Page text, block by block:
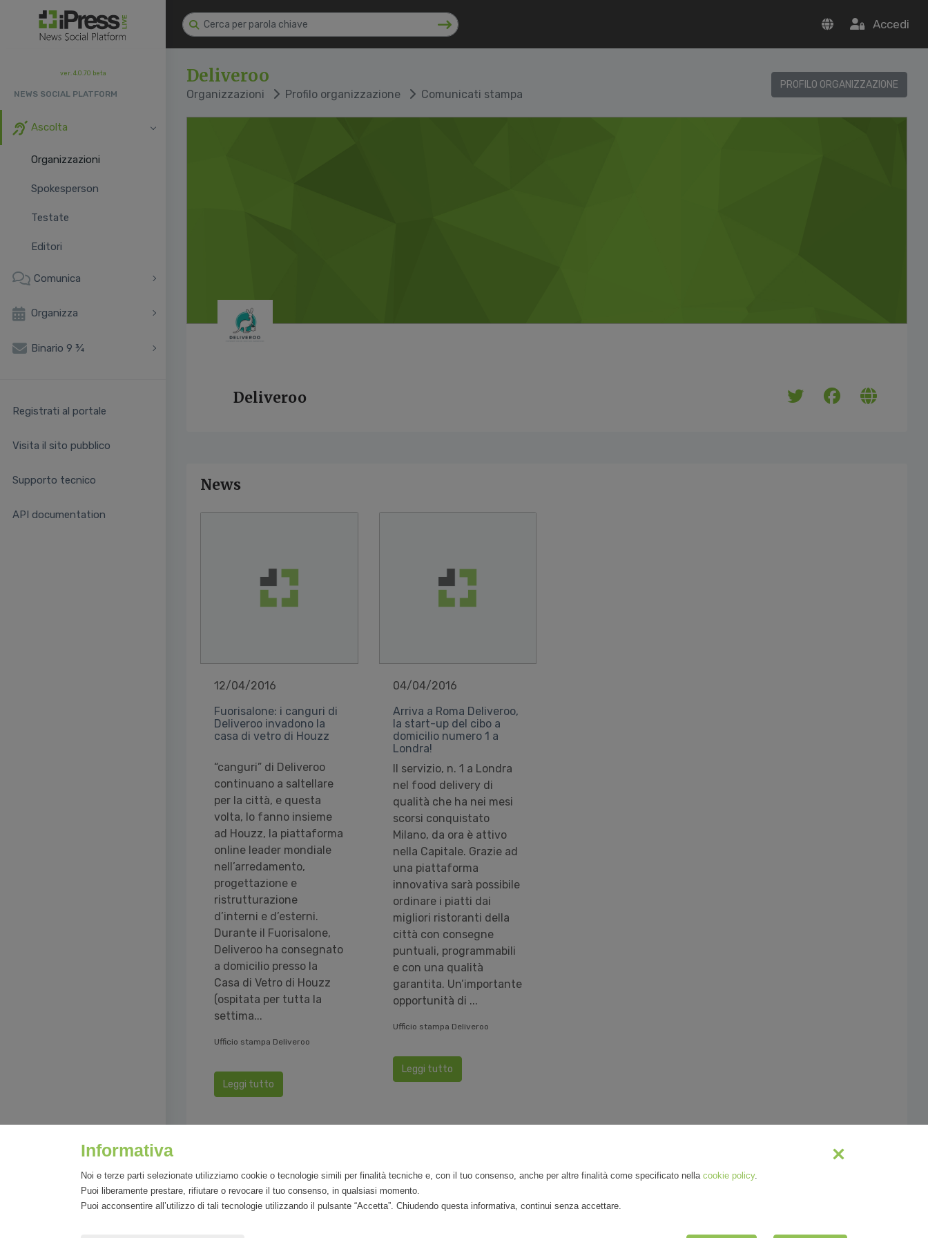
Accedi
ver. 4.0.70 beta
NEWS SOCIAL PLATFORM
Ascolta
Organizzazioni
Spokesperson
Testate
Editori
Comunica
Organizza
Binario 9 ¾
Registrati al portale
Visita il sito pubblico
Supporto tecnico
API documentation
Deliveroo
Organizzazioni Profilo organizzazione Comunicati stampa
PROFILO ORGANIZZAZIONE
Deliveroo
News
12/04/2016
Fuorisalone: i canguri di
Deliveroo invadono la
casa di vetro di Houzz
“canguri” di Deliveroo
continuano a saltellare
per la città, e questa
volta, lo fanno insieme
ad Houzz, la piattaforma
online leader mondiale
nell’arredamento,
progettazione e
ristrutturazione
d’interni e d’esterni.
Durante il Fuorisalone,
Deliveroo ha consegnato
a domicilio presso la
Casa di Vetro di Houzz
(ospitata per tutta la
settima...
Ufficio stampa Deliveroo
Leggi tutto
04/04/2016
Arriva a Roma Deliveroo,
la start-up del cibo a
domicilio numero 1 a
Londra!
Il servizio, n. 1 a Londra
nel food delivery di
qualità che ha nei mesi
scorsi conquistato
Milano, da ora è attivo
nella Capitale. Grazie ad
una piattaforma
innovativa sarà possibile
ordinare i piatti dai
migliori ristoranti della
città con consegne
puntuali, programmabili
e con una qualità
garantita. Un’importante
opportunità di ...
Ufficio stampa Deliveroo
Leggi tutto
Informativa
Noi e terze parti selezionate utilizziamo cookie o tecnologie simili per finalità tecniche e, con il tuo consenso, anche per altre finalità come specificato nella cookie policy.
Puoi liberamente prestare, rifiutare o revocare il tuo consenso, in qualsiasi momento.
Puoi acconsentire all’utilizzo di tali tecnologie utilizzando il pulsante “Accetta”. Chiudendo questa informativa, continui senza accettare.